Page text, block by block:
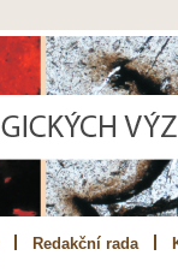
Redakční rada